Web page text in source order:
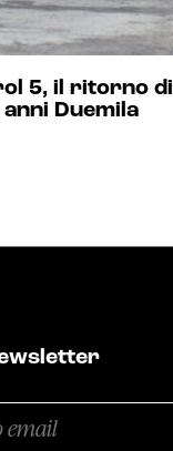
5, il ritorno di
Duemila